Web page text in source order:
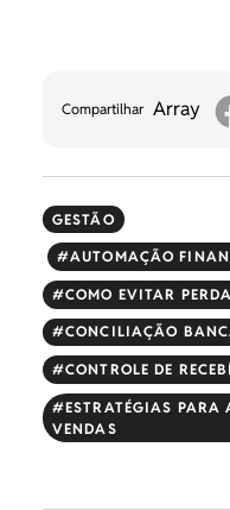
Compartilhar Array
GESTÃO
AUTOMAÇÃO
COMO EVITAR
CONCILIAÇÃO
CONTROLE DE
ESTRATÉGIAS PARA
VENDAS